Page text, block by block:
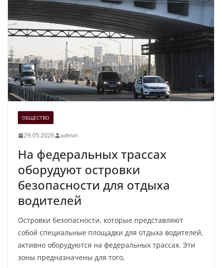
ОБЩЕСТВО
29.05.2026 admin
На федеральных трассах
оборудуют островки
безопасности для отдыха
водителей
Островки безопасности, которые представляют
собой специальные площадки для отдыха водителей,
активно оборудуются на федеральных трассах. Эти
зоны предназначены для того,